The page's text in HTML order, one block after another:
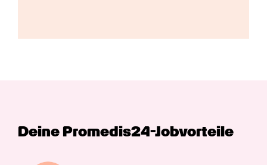
Deine Promedis24-Jobvorteile